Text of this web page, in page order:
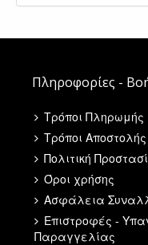
Πληροφορίες -
Τρόποι Πληρωμής
Τρόποι Αποστολής
Πολιτική
Όροι χρήσης
Ασφάλεια
Επιστροφές -
Παραγγελίας